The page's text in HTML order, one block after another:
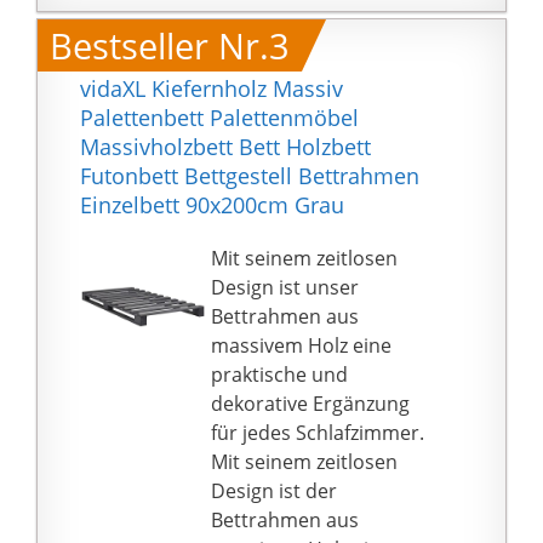
ausgewählten und
namhaften Lieferanten
zusammen
LIEFERUMFANG - Im
Paket enthalten sind: 1x
Futonbett inkl.
Montage-Material.
Nicht enthalten sind:
und Dekoration
ALLROUNDER - Das
schlichte Futonbett ist
ebenfalls besonders
gut für moderne
Jugendzimmer geeignet
Dank zeitlosem Design
kann es ohne Probleme
mit anderen
Möbelstücken
kombiniert werden
LEICHTE MONTAGE -
Das Einzelbett ist dank
der detaillierten
Anleitung schnell &
leicht montiert und
somit für Anfänger
geeignet Das Montage-
Material ist inklusive
Bestseller Nr.3
vidaXL Kiefernholz Massiv
Palettenbett Palettenmöbel
Massivholzbett Bett Holzbett
Futonbett Bettgestell Bettrahmen
Einzelbett 90x200cm Grau
Mit seinem zeitlosen
Design ist unser
Bettrahmen aus
massivem Holz eine
praktische und
dekorative Ergänzung
für jedes Schlafzimmer.
Mit seinem zeitlosen
Design ist der
Bettrahmen aus